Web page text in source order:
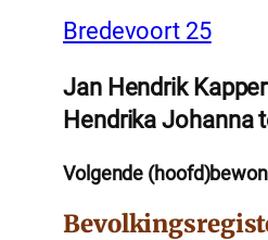
Bredevoort 25
Jan Hendrik
Hendrika Johanna
Volgende